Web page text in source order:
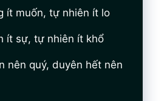
ít muốn, tự nhiên ít lo
ít sự, tự nhiên ít khổ
nên quý, duyên hết nên